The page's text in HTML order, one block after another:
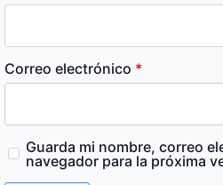
Correo electrónico *
Guarda mi nombre, correo
navegador para la próxima